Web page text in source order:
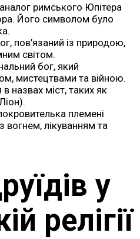
римського Юпітера
Його символом було
пов’язаний із природою,
світом.
бог, який
мистецтвами та війною.
назвах міст, таких як
племені
вогнем, лікуванням та
у
релігії